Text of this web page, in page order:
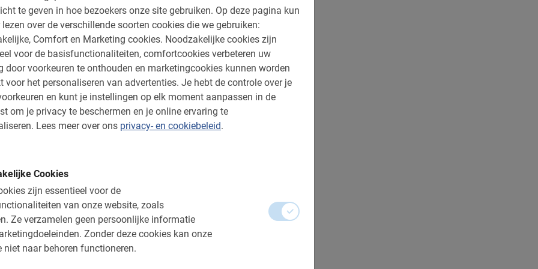
te geven in hoe bezoekers onze site gebruiken. Op deze pagina kun
lezen over de verschillende soorten cookies die we gebruiken:
Comfort en Marketing cookies. Noodzakelijke cookies zijn
voor de basisfunctionaliteiten, comfortcookies verbeteren uw
door voorkeuren te onthouden en marketingcookies kunnen worden
voor het personaliseren van advertenties. Je hebt de controle over je
en kunt je instellingen op elk moment aanpassen in de
om je privacy te beschermen en je online ervaring te
Lees meer over ons privacy- en cookiebeleid.
Cookies
zijn essentieel voor de
van onze website, zoals
Ze verzamelen geen persoonlijke informatie
Zonder deze cookies kan onze
niet naar behoren functioneren.
Vervolgens fiets je langs de rivier de
Hill. Op deze manier zie je in 2,5 uur tijd
de leukste stadsverhalen en
hem terecht voor de leukste tips. Dit maakt
begin van je stedentrip!
8 kilometer tijdens deze 2,5 uur
stops waar de tourguide een verhaal zal
te maken. Vergeet dus vooral je
fietspaden, door rustige straatjes en
voor kinderen vanaf 9 jaar. Het is
familie.
Fietstour voor een top